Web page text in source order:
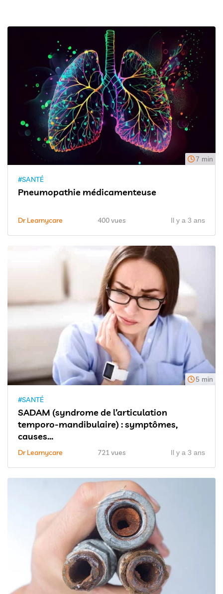
7 min
#SANTÉ
Pneumopathie médicamenteuse
Dr Learnycare 400 vues Il y a 3 ans
5 min
#SANTÉ
SADAM (syndrome de l’articulation
temporo-mandibulaire) : symptômes,
causes...
Dr Learnycare 721 vues Il y a 3 ans